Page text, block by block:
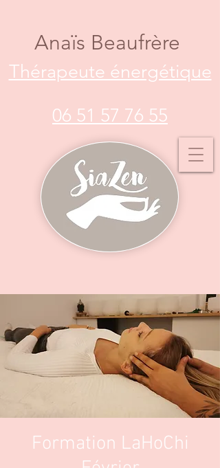
Anaïs Beaufrère
Thérapeute énergétique
06 51 57 76 55
Formation LaHoChi